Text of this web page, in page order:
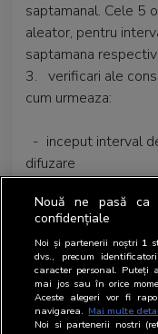
saptamanal. Cele 5
aleator, pentru
saptamana
3. verificari ale
cum urmeaza:
- inceput interval
difuzare
- durata spot =
- timpul de inceput
incepere a spotului
4. incadrarea
marcii/clientului/
Nouă ne pasă ca
confidențiale
Noi și partenerii noștri 1
dvs., precum
caracter personal. Puteți
mai jos sau în orice
Aceste alegeri vor fi
navigarea. Mai multe
Noi si partenerii nostri